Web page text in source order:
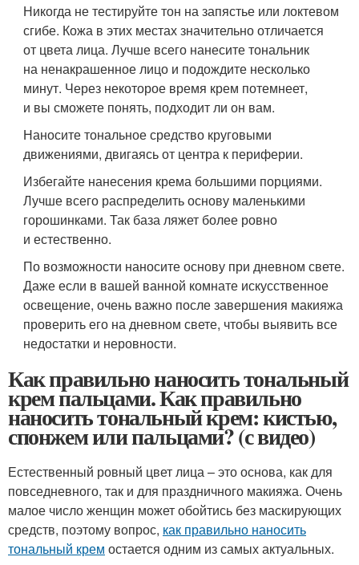
Никогда не тестируйте тон на запястье или локтевом
сгибе. Кожа в этих местах значительно отличается
от цвета лица. Лучше всего нанесите тональник
на ненакрашенное лицо и подождите несколько
минут. Через некоторое время крем потемнеет,
и вы сможете понять, подходит ли он вам.
Наносите тональное средство круговыми
движениями, двигаясь от центра к периферии.
Избегайте нанесения крема большими порциями.
Лучше всего распределить основу маленькими
горошинками. Так база ляжет более ровно
и естественно.
По возможности наносите основу при дневном свете.
Даже если в вашей ванной комнате искусственное
освещение, очень важно после завершения макияжа
проверить его на дневном свете, чтобы выявить все
недостатки и неровности.
Как правильно наносить тональный
крем пальцами. Как правильно
наносить тональный крем: кистью,
спонжем или пальцами? (с видео)
Естественный ровный цвет лица – это основа, как для
повседневного, так и для праздничного макияжа. Очень
малое число женщин может обойтись без маскирующих
средств, поэтому вопрос, как правильно наносить
тональный крем остается одним из самых актуальных.